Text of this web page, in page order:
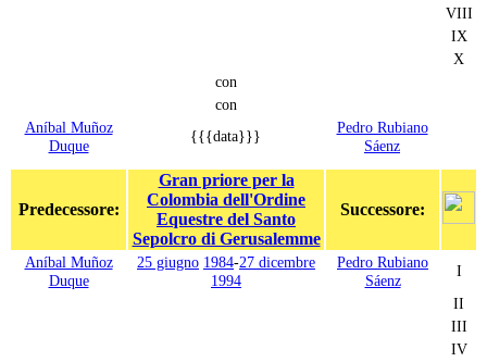
VIII
IX
X
con
con
Aníbal Muñoz
Duque
{{{data}}}
Pedro Rubiano
Sáenz
Predecessore:
Gran priore per la
Colombia dell'Ordine
Equestre del Santo
Sepolcro di Gerusalemme
Successore:
Aníbal Muñoz
Duque
25 giugno 1984-27 dicembre
1994
Pedro Rubiano
Sáenz
I
II
III
IV